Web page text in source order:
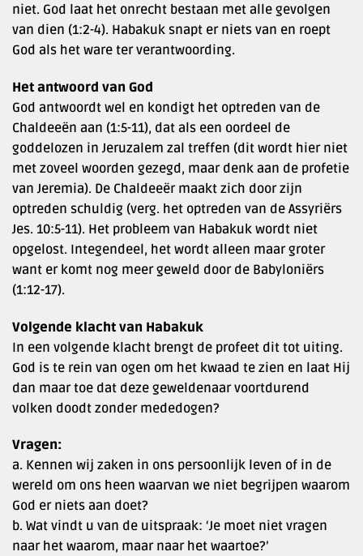
niet. God laat het onrecht bestaan met alle gevolgen
van dien (1:2-4). Habakuk snapt er niets van en roept
God als het ware ter verantwoording.
Het antwoord van God
God antwoordt wel en kondigt het optreden van de
Chaldeeën aan (1:5-11), dat als een oordeel de
goddelozen in Jeruzalem zal treffen (dit wordt hier niet
met zoveel woorden gezegd, maar denk aan de profetie
van Jeremia). De Chaldeeër maakt zich door zijn
optreden schuldig (verg. het optreden van de Assyriërs
Jes. 10:5-11). Het probleem van Habakuk wordt niet
opgelost. Integendeel, het wordt alleen maar groter
want er komt nog meer geweld door de Babyloniërs
(1:12-17).
Volgende klacht van Habakuk
In een volgende klacht brengt de profeet dit tot uiting.
God is te rein van ogen om het kwaad te zien en laat Hij
dan maar toe dat deze geweldenaar voortdurend
volken doodt zonder mededogen?
Vragen:
a. Kennen wij zaken in ons persoonlijk leven of in de
wereld om ons heen waarvan we niet begrijpen waarom
God er niets aan doet?
b. Wat vindt u van de uitspraak: ‘Je moet niet vragen
naar het waarom, maar naar het waartoe?’